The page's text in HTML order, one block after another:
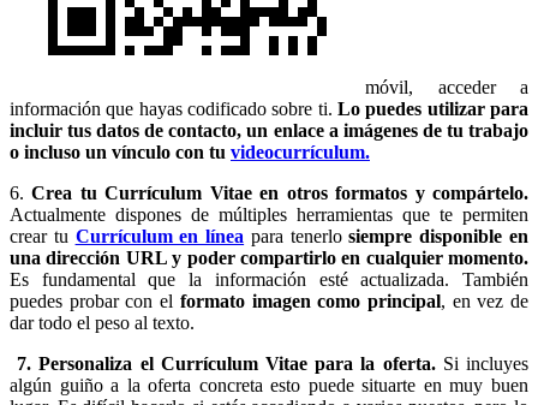
móvil, acceder a
información que hayas codificado sobre ti. Lo puedes utilizar para
incluir tus datos de contacto, un enlace a imágenes de tu trabajo
o incluso un vínculo con tu videocurrículum.
6. Crea tu Currículum Vitae en otros formatos y compártelo.
Actualmente dispones de múltiples herramientas que te permiten
crear tu Currículum en línea para tenerlosiempre disponible en
una dirección URL y poder compartirlo en cualquier momento.
Es fundamental que la información esté actualizada. También
puedes probar con el formato imagen como principal, en vez de
dar todo el peso al texto.
7. Personaliza el Currículum Vitae para la oferta.Si incluyes
algún guiño a la oferta concreta esto puede situarte en muy buen